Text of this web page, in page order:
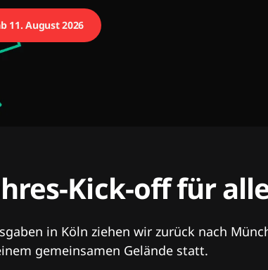
11. August 2026
Kick-off für
in Köln ziehen wir zurück nach
gemeinsamen Gelände statt.